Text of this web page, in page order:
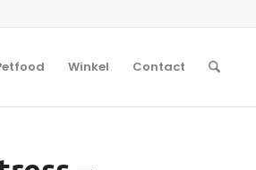
Winkel Contact